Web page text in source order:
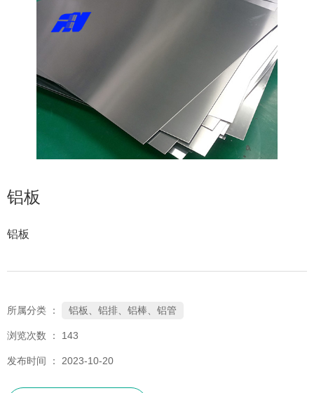
铝板
铝板
所属分类 ： 铝板、铝排、铝棒、铝管
浏览次数 ： 143
发布时间 ： 2023-10-20